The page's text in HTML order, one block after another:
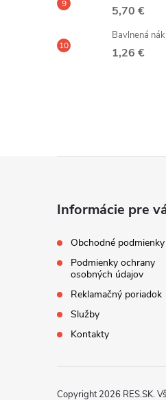
5,70 €
Bavlnená
1,26 €
Informácie pre
Obchodné podmienky
Podmienky ochrany
osobných údajov
Reklamačný poriadok
Služby
Kontakty
Copyright 2026 RES.SK.